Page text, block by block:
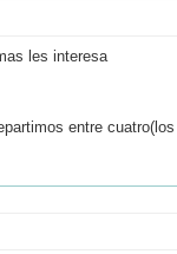
les interesa
entre cuatro(los